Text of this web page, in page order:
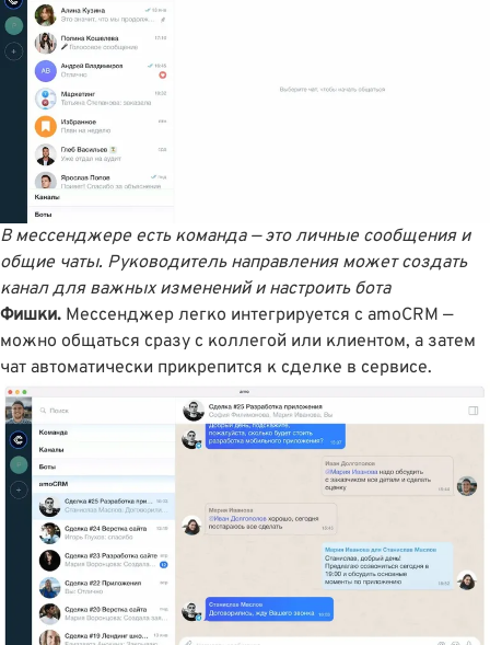
В мессенджере есть команда — это личные сообщения и
общие чаты. Руководитель направления может создать
канал для важных изменений и настроить бота
Фишки. Мессенджер легко интегрируется с amoCRM —
можно общаться сразу с коллегой или клиентом, а затем
чат автоматически прикрепится к сделке в сервисе.